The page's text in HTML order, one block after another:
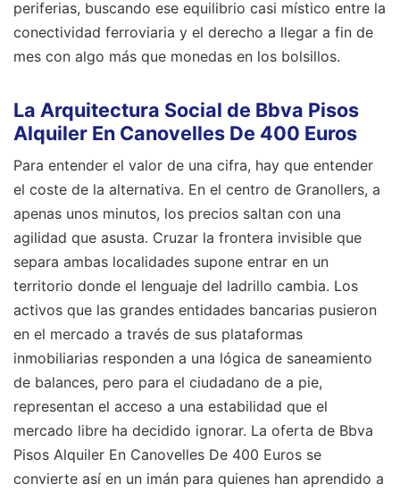
periferias, buscando ese equilibrio casi místico entre la
conectividad ferroviaria y el derecho a llegar a fin de
mes con algo más que monedas en los bolsillos.
La Arquitectura Social de Bbva Pisos
Alquiler En Canovelles De 400 Euros
Para entender el valor de una cifra, hay que entender
el coste de la alternativa. En el centro de Granollers, a
apenas unos minutos, los precios saltan con una
agilidad que asusta. Cruzar la frontera invisible que
separa ambas localidades supone entrar en un
territorio donde el lenguaje del ladrillo cambia. Los
activos que las grandes entidades bancarias pusieron
en el mercado a través de sus plataformas
inmobiliarias responden a una lógica de saneamiento
de balances, pero para el ciudadano de a pie,
representan el acceso a una estabilidad que el
mercado libre ha decidido ignorar. La oferta de Bbva
Pisos Alquiler En Canovelles De 400 Euros se
convierte así en un imán para quienes han aprendido a